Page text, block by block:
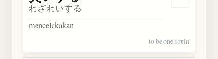
Dengarkan
わざわいする
mencelakakan
to be one's ruin